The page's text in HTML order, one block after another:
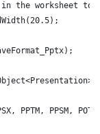
the worksheet to
PPTM, PPSM,